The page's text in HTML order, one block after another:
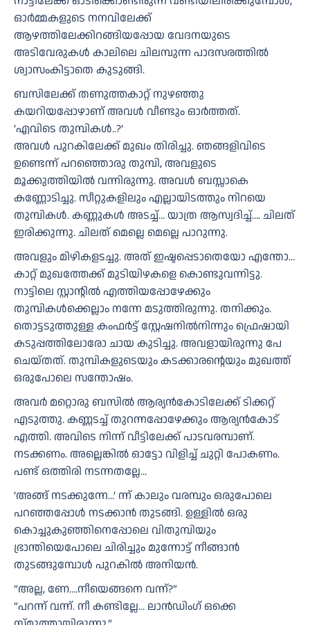
ഓർമ്മകളുടെ നനവിലേക്ക്
ആഴത്തിലേക്കിറങ്ങിയപ്പോയ വേദനയുടെ
അടിവേരുകൾ കാലിലെ ചിലമ്പുന്ന പാദസരത്തിൽ
ശ്വാസംകിട്ടാതെ കുടുങ്ങി.
ബസിലേക്ക് തണുത്തകാറ്റ് നുഴഞ്ഞു
കയറിയപ്പോഴാണ് അവൾ വീണ്ടും ഓർത്തത്.
‘എവിടെ തുമ്പികൾ..?’
അവൾ പുറകിലേക്ക് മുഖം തിരിച്ചു. ഞങ്ങളിവിടെ
ഉണ്ടെന്ന് പറഞ്ഞൊരു തുമ്പി, അവളുടെ
മൂക്കുത്തിയിൽ വന്നിരുന്നു. അവൾ ബസ്സാകെ
കണ്ണോടിച്ചു. സീറ്റുകളിലും എല്ലായിടത്തും നിറയെ
തുമ്പികൾ. കണ്ണുകൾ അടച്ച്… യാത്ര ആസ്വദിച്ച്…. ചിലത്
ഇരിക്കുന്നു. ചിലത് മെല്ലെ മെല്ലെ പാറുന്നു.
അവളും മിഴികളടച്ചു. അത് ഇഷ്ടപ്പെടാതെയോ എന്തോ…
കാറ്റ് മുഖത്തേക്ക് മുടിയിഴകളെ കൊണ്ടുവന്നിട്ടു.
നാട്ടിലെ സ്റ്റാന്റിൽ എത്തിയപ്പോഴേക്കും
തുമ്പികൾക്കെല്ലാം നന്നേ മടുത്തിരുന്നു. തനിക്കും.
തൊട്ടടുത്തുള്ള കംഫർട്ട് സ്റ്റേഷനിൽനിന്നും ഫ്രെഷായി
കടുപ്പത്തിലോരോ ചായ കുടിച്ചു. അവളായിരുന്നു പേ
ചെയ്തത്. തുമ്പികളുടെയും കടക്കാരന്റെയും മുഖത്ത്
ഒരുപോലെ സന്തോഷം.
അവർ മറ്റൊരു ബസിൽ ആര്യൻകോടിലേക്ക് ടിക്കറ്റ്
എടുത്തു. കണ്ണടച്ച് തുറന്നപ്പോഴേക്കും ആര്യൻകോട്
എത്തി. അവിടെ നിന്ന് വീട്ടിലേക്ക് പാടവരമ്പാണ്.
നടക്കണം. അല്ലെങ്കിൽ ഓട്ടോ വിളിച്ച് ചുറ്റി പോകണം.
പണ്ട് ഒത്തിരി നടന്നതല്ലേ…
‘അങ്ങ് നടക്കുന്നേ…’ ന്ന് കാലും വരമ്പും ഒരുപോലെ
പറഞ്ഞപ്പോൾ നടക്കാൻ തുടങ്ങി. ഉള്ളിൽ ഒരു
കൊച്ചുകുഞ്ഞിനെപ്പോലെ വിതുമ്പിയും
ഭ്രാന്തിയെപോലെ ചിരിച്ചും മുന്നോട്ട് നീങ്ങാൻ
തുടങ്ങുമ്പോൾ പുറകിൽ അനിയൻ.
”അല്ല, ണേ….നീയെങ്ങനെ വന്ന്?”
”പറന്ന് വന്ന്. നീ കണ്ടില്ലേ… ലാൻഡിംഗ് ഒക്കെ